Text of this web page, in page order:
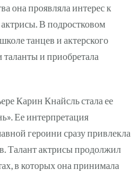
она проявляла интерес к
актрисы. В подростковом
танцев и актерского
таланты и приобретала
Карин Кнайсль стала ее
Ее интерпретация
героини сразу привлекла
Талант актрисы продолжил
в которых она принимала